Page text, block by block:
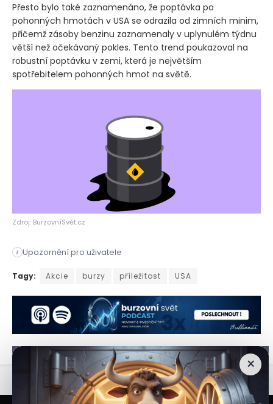
Přesto bylo také zaznamenáno, že poptávka po
pohonných hmotách v USA se odrazila od zimních minim,
přičemž zásoby benzinu zaznamenaly v uplynulém týdnu
větší než očekávaný pokles. Tento trend poukazoval na
robustní poptávku v zemi, která je největším
spotřebitelem pohonných hmot na světě.
Zdroj: BurzovníSvět.cz
i Upozornění pro uživatele
Zdá se, že Wall Street se po třech ztrátových dnech
Tagy: Akcie burzy příležitost USA
×